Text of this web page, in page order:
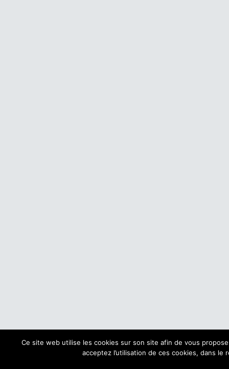
Ce site web utilise les cookies sur son site afin de vous
acceptez l’utilisation de ces cookies, dans